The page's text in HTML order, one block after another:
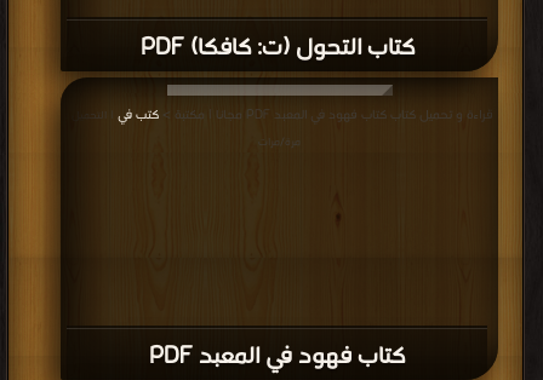
كتاب التحول (ت: كافكا) PDF
كتاب فهود في المعبد PDF
قراءة و تحميل كتاب كتاب فهود في المعبد PDF مجانا | مكتبة > كتب في
| التحميل :
مرة/مرات